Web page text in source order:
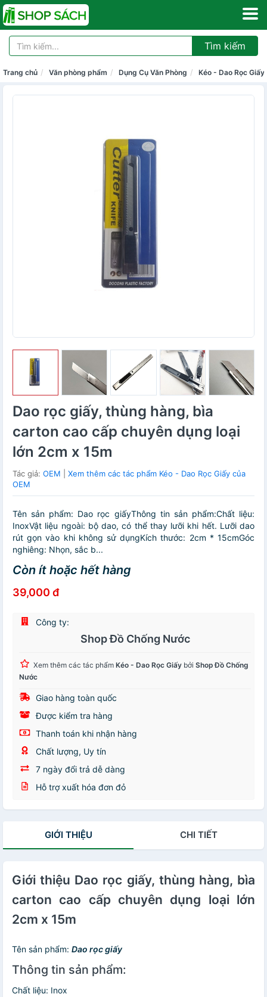
Tìm kiếm
Trang chủ Văn phòng phẩm Dụng Cụ Văn Phòng Kéo - Dao Rọc Giấy
Dao rọc giấy, thùng hàng, bìa
carton cao cấp chuyên dụng loại
lớn 2cm x 15m
Tác giả: OEM
Xem thêm các tác phẩm Kéo - Dao Rọc Giấy của
OEM
Tên sản phẩm: Dao rọc giấyThông tin sản phẩm:Chất liệu:
InoxVật liệu ngoài: bộ dao, có thể thay lưỡi khi hết. Lưỡi dao
rút gọn vào khi không sử dụngKích thước: 2cm * 15cmGóc
nghiêng: Nhọn, sắc b...
Còn ít hoặc hết hàng
39,000 đ
Công ty:
Shop Đồ Chống Nước
Xem thêm các tác phẩm Kéo - Dao Rọc Giấy bởi Shop Đồ Chống
Nước
Giao hàng toàn quốc
Được kiểm tra hàng
Thanh toán khi nhận hàng
Chất lượng, Uy tín
7 ngày đổi trả dễ dàng
Hỗ trợ xuất hóa đơn đỏ
GIỚI THIỆU CHI TIẾT
Giới thiệu Dao rọc giấy, thùng hàng, bìa
carton cao cấp chuyên dụng loại lớn
2cm x 15m
Tên sản phẩm: Dao rọc giấy
Thông tin sản phẩm:
Chất liệu: Inox